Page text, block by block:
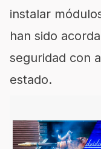
instalar
han sido
seguridad con
estado.